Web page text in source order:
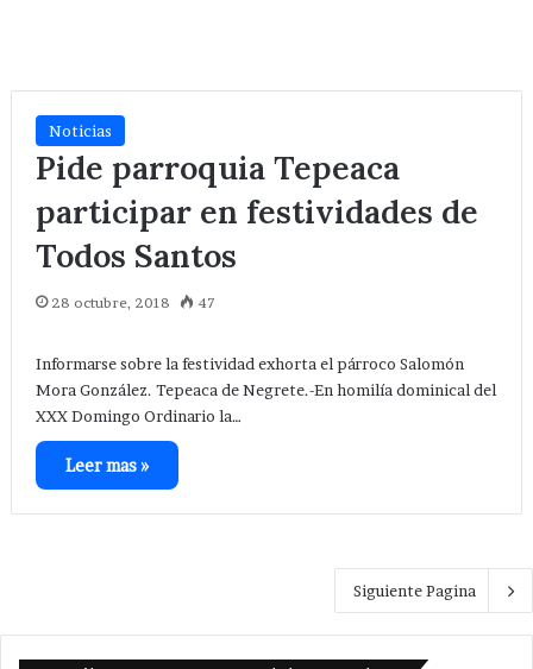
Noticias
Pide parroquia Tepeaca
participar en festividades de
Todos Santos
28 octubre, 2018 47
Informarse sobre la festividad exhorta el párroco Salomón
Mora González. Tepeaca de Negrete.-En homilía dominical del
XXX Domingo Ordinario la…
Leer mas »
Siguiente Pagina